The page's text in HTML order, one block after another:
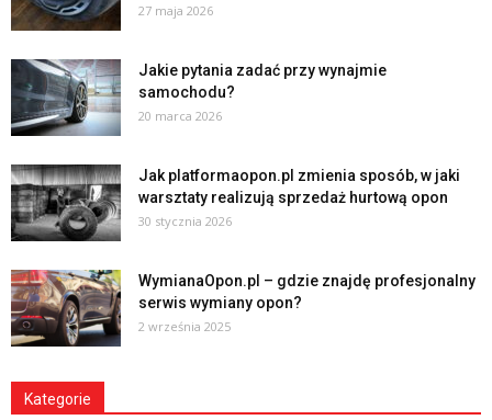
27 maja 2026
Jakie pytania zadać przy wynajmie
samochodu?
20 marca 2026
Jak platformaopon.pl zmienia sposób, w jaki
warsztaty realizują sprzedaż hurtową opon
30 stycznia 2026
WymianaOpon.pl – gdzie znajdę profesjonalny
serwis wymiany opon?
2 września 2025
Kategorie